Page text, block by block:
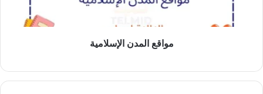
مواقع المدن الإسلامية